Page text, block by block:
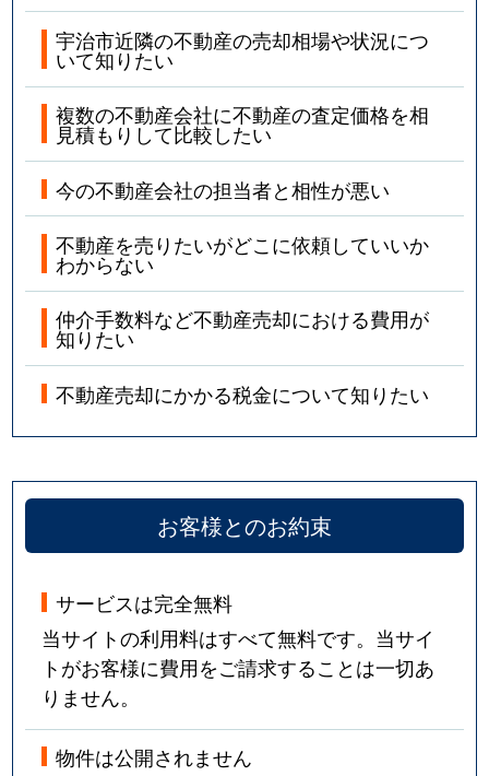
宇治市近隣の不動産の売却相場や状況につ
いて知りたい
複数の不動産会社に不動産の査定価格を相
見積もりして比較したい
今の不動産会社の担当者と相性が悪い
不動産を売りたいがどこに依頼していいか
わからない
仲介手数料など不動産売却における費用が
知りたい
不動産売却にかかる税金について知りたい
お客様とのお約束
サービスは完全無料
当サイトの利用料はすべて無料です。当サイ
トがお客様に費用をご請求することは一切あ
りません。
物件は公開されません